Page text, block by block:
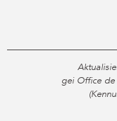
gei Office